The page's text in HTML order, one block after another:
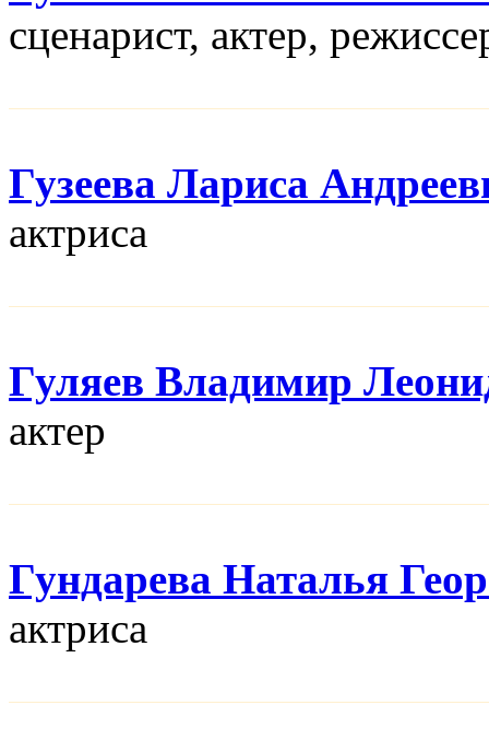
сценарист, актер,
Гузеева Лариса
актриса
Гуляев Владимир
актер
Гундарева Наталья
актриса